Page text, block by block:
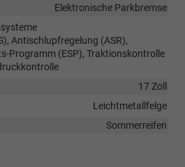
Elektronische Parkbremse
Antischlupfregelung (ASR),
Programm (ESP), Traktionskontrolle
17 Zoll
Leichtmetallfelge
Sommerreifen